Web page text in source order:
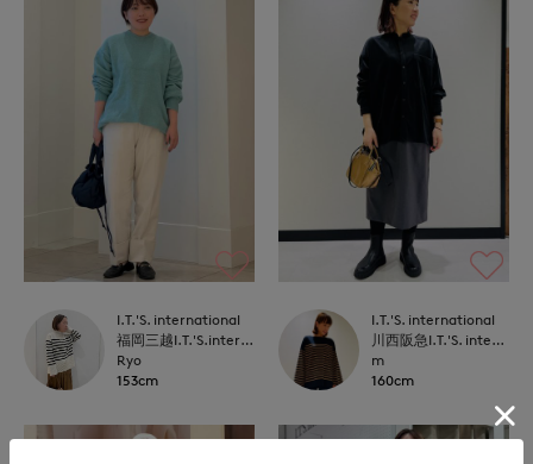
I.T.'S. international
福岡三越I.T.'S.international
Ryo
153cm
I.T.'S. international
川西阪急I.T.'S. international
m
160cm